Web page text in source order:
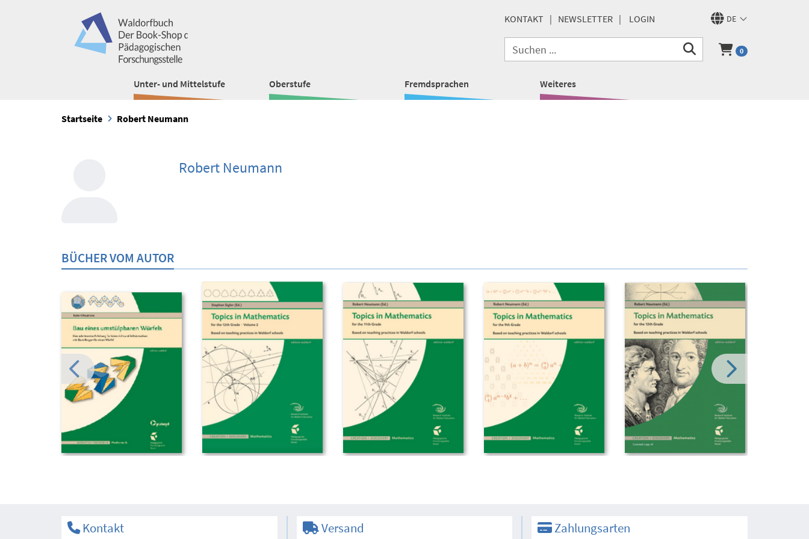
DE
KONTAKT NEWSLETTER LOGIN
0
Unter- und Mittelstufe Oberstufe Fremdsprachen Weiteres
Startseite Robert Neumann
Robert Neumann
BÜCHER VOM AUTOR
Kontakt Versand Zahlungsarten